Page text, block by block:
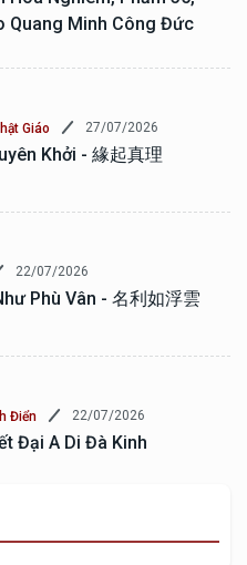
Quang Minh Công Đức
Giáo 27/07/2026
Khởi - 緣起真理
22/07/2026
Phù Vân - 名利如浮雲
Điển 22/07/2026
Đại A Di Đà Kinh